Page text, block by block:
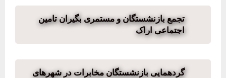
تجمع بازنشستگان و مستمری بگیران تامین
اجتماعی اراک
گردهمایی بازنشستگان مخابرات در شهرهای